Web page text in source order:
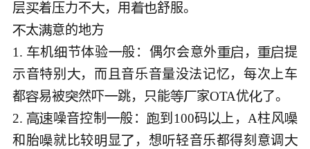
层着压力不，用
太意的地方﻿
1. 机 节体验般：偶尔会意外 ，提
示音特别 ，而且音乐音量没法记忆，每次上车
都易被然吓跳，只能 家OTA优了。﻿
2. 噪音控制 般： 到100码 上，A柱风
和胎就比较 显  ，想轻音乐都得刻意调 